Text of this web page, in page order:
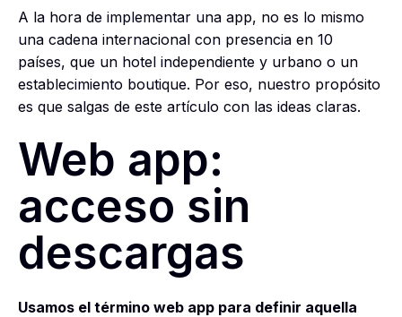
A la hora de implementar una app, no es lo mismo
una cadena internacional con presencia en 10
países, que un hotel independiente y urbano o un
establecimiento boutique. Por eso, nuestro propósito
es que salgas de este artículo con las ideas claras.
Web app:
acceso sin
descargas
Usamos el término web app para definir aquella